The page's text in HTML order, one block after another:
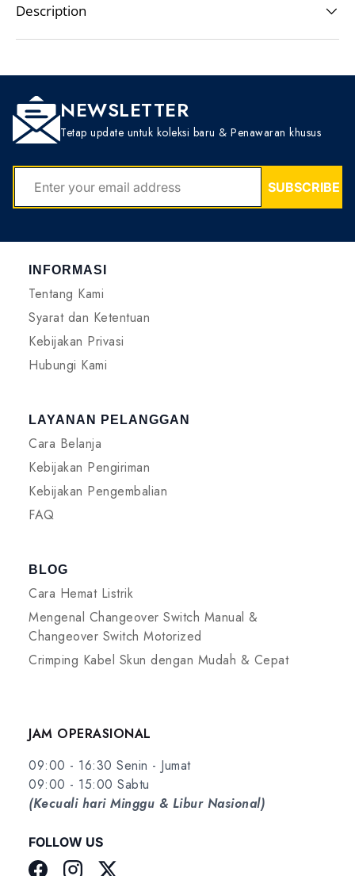
Description
NEWSLETTER
Tetap update untuk koleksi baru & Penawaran khusus
SUBSCRIBE
INFORMASI
Tentang Kami
Syarat dan Ketentuan
Kebijakan Privasi
Hubungi Kami
LAYANAN PELANGGAN
Cara Belanja
Kebijakan Pengiriman
Kebijakan Pengembalian
FAQ
BLOG
Cara Hemat Listrik
Mengenal Changeover Switch Manual &
Changeover Switch Motorized
Crimping Kabel Skun dengan Mudah & Cepat
JAM OPERASIONAL
09:00 - 16:30 Senin - Jumat
09:00 - 15:00 Sabtu
(Kecuali hari Minggu & Libur Nasional)
FOLLOW US